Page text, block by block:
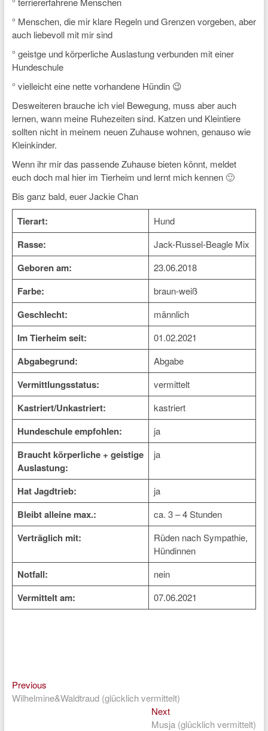
° Menschen, die mir klare Regeln und Grenzen vorgeben, aber
auch liebevoll mit mir sind
° geistge und körperliche Auslastung verbunden mit einer
Hundeschule
° vielleicht eine nette vorhandene Hündin 😉
Desweiteren brauche ich viel Bewegung, muss aber auch
lernen, wann meine Ruhezeiten sind. Katzen und Kleintiere
sollten nicht in meinem neuen Zuhause wohnen, genauso wie
Kleinkinder.
Wenn ihr mir das passende Zuhause bieten könnt, meldet
euch doch mal hier im Tierheim und lernt mich kennen 🙂
Bis ganz bald, euer Jackie Chan
Tierart: Hund
Rasse: Jack-Russel-Beagle Mix
Geboren am: 23.06.2018
Farbe: braun-weiß
Geschlecht: männlich
Im Tierheim seit: 01.02.2021
Abgabegrund: Abgabe
Vermittlungsstatus: vermittelt
Kastriert/Unkastriert: kastriert
Hundeschule empfohlen: ja
Braucht körperliche + geistige
Auslastung:
ja
Hat Jagdtrieb: ja
Bleibt alleine max.: ca. 3 – 4 Stunden
Verträglich mit:
Rüden nach Sympathie,
Hündinnen
Notfall: nein
Vermittelt am: 07.06.2021
Beitragsnavigation
PreviousPrevious
post:
Wilhelmine&Waldtraud (glücklich vermittelt)
NextNext
post:
Musja (glücklich vermittelt)